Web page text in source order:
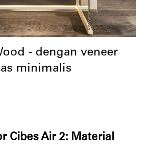
- dengan veneer
minimalis
Cibes Air 2: Material